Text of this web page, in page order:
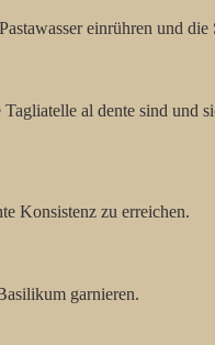
einrühren und die
al dente sind und
Konsistenz zu erreichen.
garnieren.